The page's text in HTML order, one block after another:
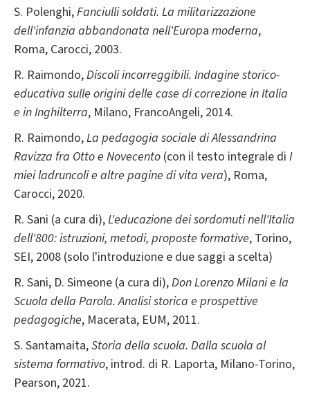
S. Polenghi,Fanciulli soldati. La militarizzazione
dell'infanzia abbandonata nell'Europa moderna,
Roma, Carocci, 2003.
R. Raimondo,Discoli incorreggibili. Indagine storico-
educativa sulle origini delle case di correzione in Italia
e in Inghilterra, Milano, FrancoAngeli, 2014.
R. Raimondo,La pedagogia sociale di Alessandrina
Ravizza fra Otto e Novecento (con il testo integrale di I
miei ladruncoli e altre pagine di vita vera), Roma,
Carocci, 2020.
R. Sani (a cura di),L'educazione dei sordomuti nell'Italia
dell'800: istruzioni, metodi, proposte formative, Torino,
SEI, 2008 (solo l'introduzione e due saggi a scelta)
R. Sani, D. Simeone (a cura di),Don Lorenzo Milani e la
Scuola della Parola. Analisi storica e prospettive
pedagogiche, Macerata, EUM, 2011.
S. Santamaita,Storia della scuola. Dalla scuola al
sistema formativo, introd. di R. Laporta, Milano-Torino,
Pearson, 2021.